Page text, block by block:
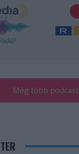
Még több podcast